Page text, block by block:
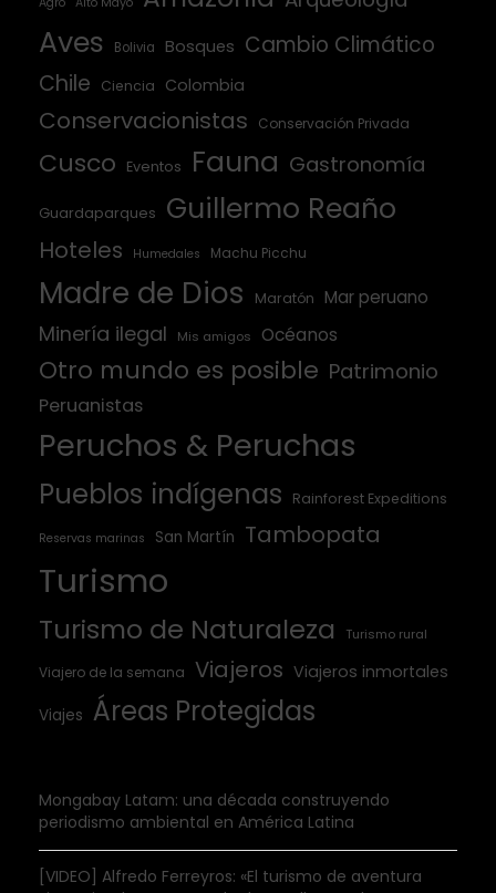
Aves Bolivia Bosques Cambio Climático
Chile
Ciencia Colombia
Conservacionistas Conservación Privada
Cusco Eventos Fauna Gastronomía
Guardaparques Guillermo Reaño
Hoteles Humedales Machu Picchu
Madre de Dios Maratón Mar peruano
Minería ilegal Mis amigos Océanos
Otro mundo es posible Patrimonio
Peruanistas
Peruchos & Peruchas
Pueblos indígenas Rainforest Expeditions
Reservas marinas San Martín Tambopata
Turismo
Turismo de Naturaleza Turismo rural
Viajero de la semana Viajeros Viajeros inmortales
Viajes Áreas Protegidas
Mongabay Latam: una década construyendo
periodismo ambiental en América Latina
[VIDEO] Alfredo Ferreyros: «El turismo de aventura